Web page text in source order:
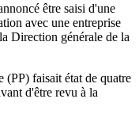
être saisi d'une
avec une entreprise
Direction générale de la
faisait état de quatre
d'être revu à la